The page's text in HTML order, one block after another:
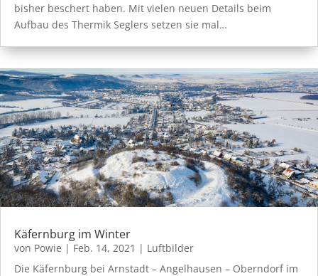
bisher beschert haben. Mit vielen neuen Details beim
Aufbau des Thermik Seglers setzen sie mal…
Käfernburg im Winter
von Powie | Feb. 14, 2021 | Luftbilder
Die Käfernburg bei Arnstadt – Angelhausen – Oberndorf im